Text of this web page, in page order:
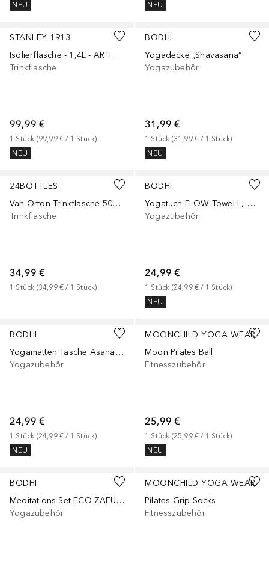
NEU
NEU
STANLEY 1913
Isolierflasche - 1,4L - ARTISAN THERMAL BOTTLE
Trinkflasche
99,99 €
1 Stück (99,99 € / 1 Stück)
NEU
BODHI
Yogadecke „Shavasana“
Yogazubehör
31,99 €
1 Stück (31,99 € / 1 Stück)
NEU
24BOTTLES
Van Orton Trinkflasche 500 ml
Trinkflasche
34,99 €
1 Stück (34,99 € / 1 Stück)
BODHI
Yogatuch FLOW Towel L, Moonlight Blue (NO SWEAT Yoga Towel)
Yogazubehör
24,99 €
1 Stück (24,99 € / 1 Stück)
NEU
BODHI
Yogamatten Tasche Asana Bag 60
Yogazubehör
24,99 €
1 Stück (24,99 € / 1 Stück)
NEU
MOONCHILD YOGA WEAR
Moon Pilates Ball
Fitnesszubehör
25,99 €
1 Stück (25,99 € / 1 Stück)
NEU
BODHI
Meditations-Set ECO ZAFU-Kissen + Zabuton
Yogazubehör
MOONCHILD YOGA WEAR
Pilates Grip Socks
Fitnesszubehör